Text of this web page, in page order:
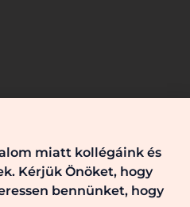
Kérje véleményünket,
bennünket!
miatt kollégáink és
Kérjük Önöket, hogy
bennünket, hogy